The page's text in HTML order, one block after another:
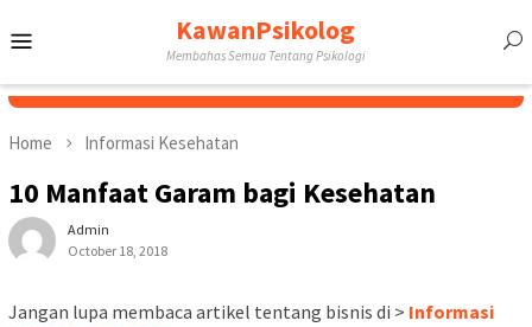
to
KawanPsikolog
Membahas Semua Tentang Psikologi
Home Informasi Kesehatan
10 Manfaat Garam bagi Kesehatan
Admin
October 18, 2018
Jangan lupa membaca artikel tentang bisnis di > Informasi